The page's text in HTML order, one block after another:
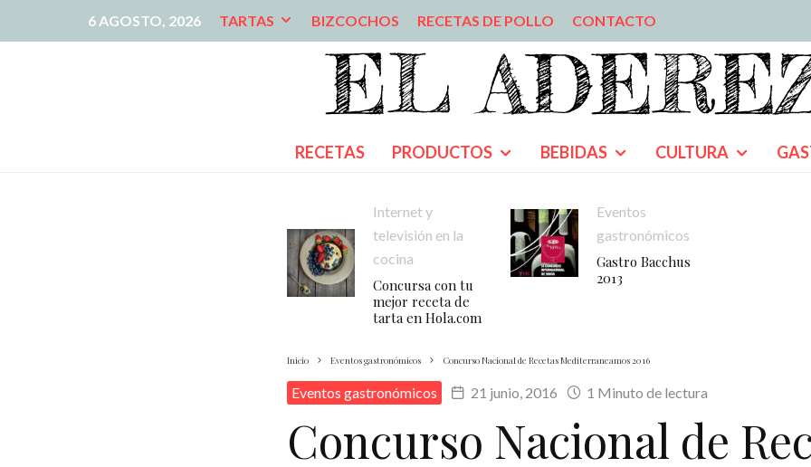
6 AGOSTO, 2026 TARTAS BIZCOCHOS RECETAS DE POLLO CONTACTO
RECETAS PRODUCTOS BEBIDAS CULTURA
Internet y
televisión en la
cocina
Concursa con tu
mejor receta de
tarta en Hola.com
Eventos
gastronómicos
Gastro Bacchus
2013
Inicio Eventos gastronómicos Concurso Nacional de Recetas Mediterraneamos 2016
Eventos gastronómicos 21 junio, 2016 1 Minuto de lectura
Concurso Nacional de